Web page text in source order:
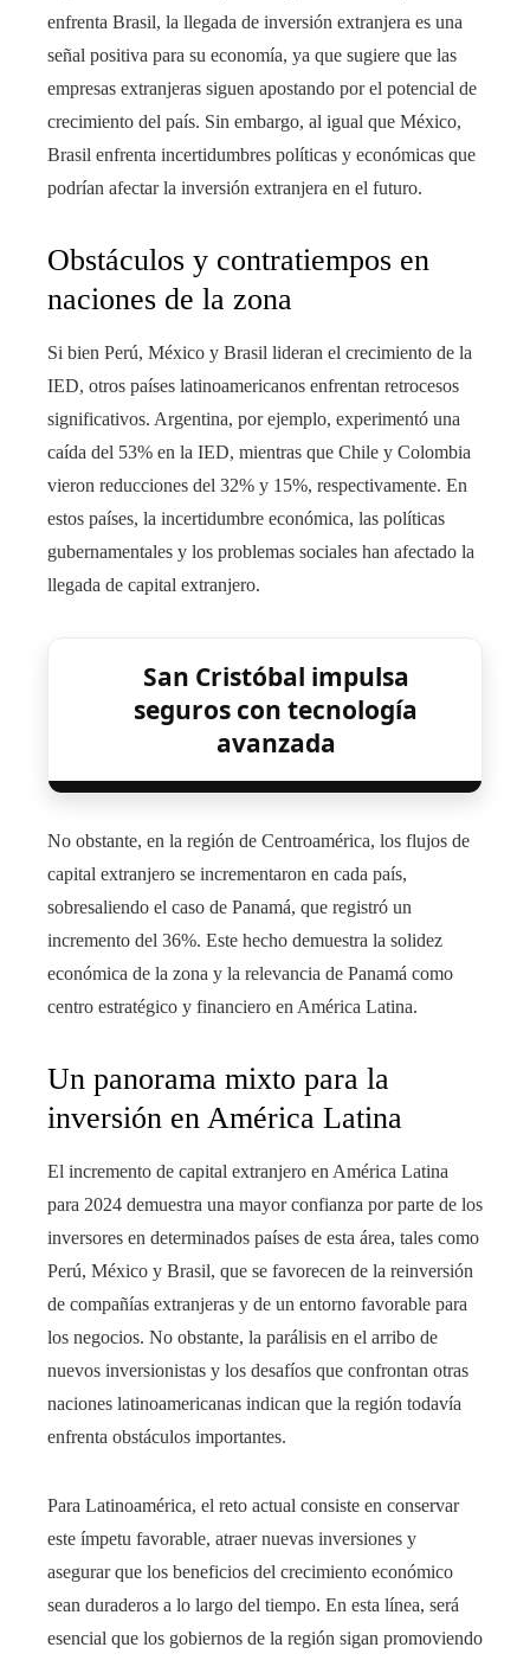
enfrenta Brasil, la llegada de inversión extranjera es una
señal positiva para su economía, ya que sugiere que las
empresas extranjeras siguen apostando por el potencial de
crecimiento del país. Sin embargo, al igual que México,
Brasil enfrenta incertidumbres políticas y económicas que
podrían afectar la inversión extranjera en el futuro.
Obstáculos y contratiempos en
naciones de la zona
Si bien Perú, México y Brasil lideran el crecimiento de la
IED, otros países latinoamericanos enfrentan retrocesos
significativos. Argentina, por ejemplo, experimentó una
caída del 53% en la IED, mientras que Chile y Colombia
vieron reducciones del 32% y 15%, respectivamente. En
estos países, la incertidumbre económica, las políticas
gubernamentales y los problemas sociales han afectado la
llegada de capital extranjero.
San Cristóbal impulsa
seguros con tecnología
avanzada
No obstante, en la región de Centroamérica, los flujos de
capital extranjero se incrementaron en cada país,
sobresaliendo el caso de Panamá, que registró un
incremento del 36%. Este hecho demuestra la solidez
económica de la zona y la relevancia de Panamá como
centro estratégico y financiero en América Latina.
Un panorama mixto para la
inversión en América Latina
El incremento de capital extranjero en América Latina
para 2024 demuestra una mayor confianza por parte de los
inversores en determinados países de esta área, tales como
Perú, México y Brasil, que se favorecen de la reinversión
de compañías extranjeras y de un entorno favorable para
los negocios. No obstante, la parálisis en el arribo de
nuevos inversionistas y los desafíos que confrontan otras
naciones latinoamericanas indican que la región todavía
enfrenta obstáculos importantes.
Para Latinoamérica, el reto actual consiste en conservar
este ímpetu favorable, atraer nuevas inversiones y
asegurar que los beneficios del crecimiento económico
sean duraderos a lo largo del tiempo. En esta línea, será
esencial que los gobiernos de la región sigan promoviendo